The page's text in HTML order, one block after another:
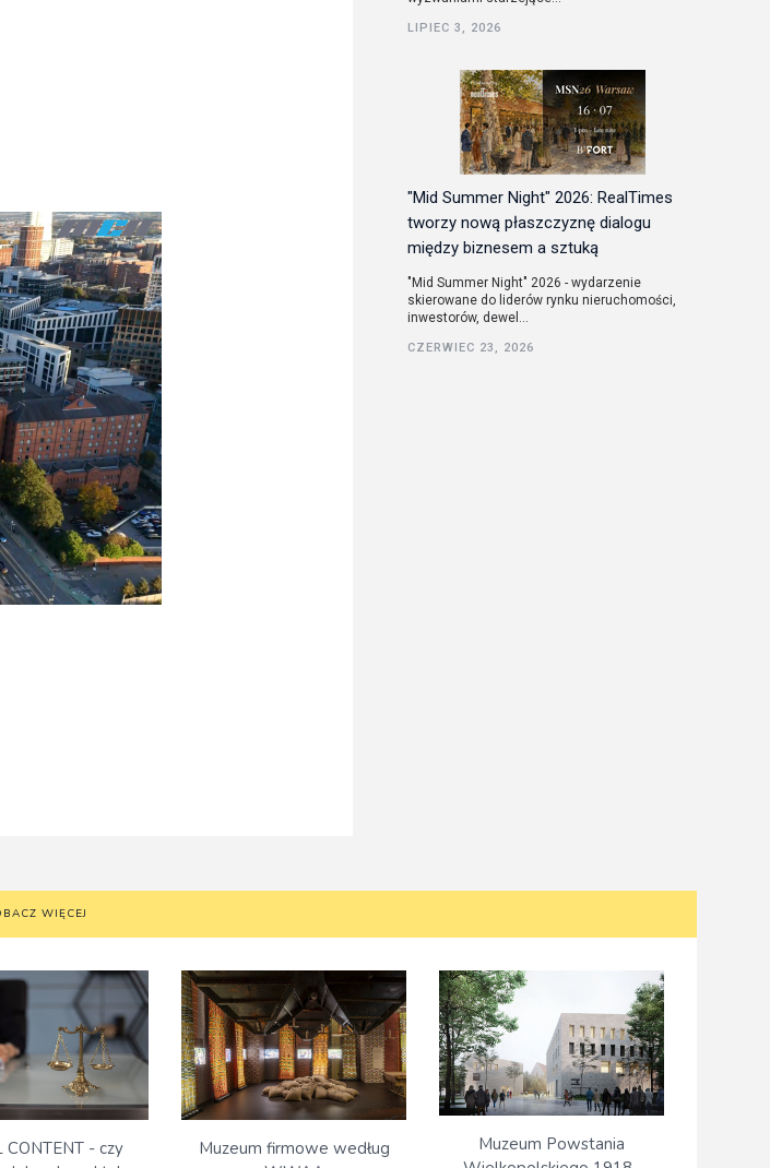
LIPIEC 3, 2026
"Mid Summer Night" 2026: RealTimes
tworzy nową płaszczyznę dialogu
między biznesem a sztuką
"Mid Summer Night" 2026 - wydarzenie
skierowane do liderów rynku nieruchomości,
inwestorów, dewel...
CZERWIEC 23, 2026
WIĘCEJ
CONTENT - czy
Muzeum firmowe według
Muzeum Powstania